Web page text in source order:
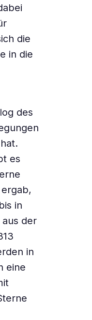
die
in die
des
es
in
der
in
eine